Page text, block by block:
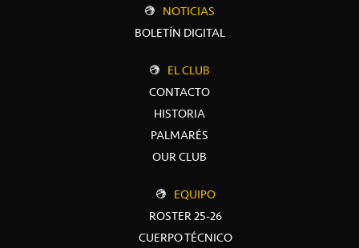
NOTICIAS
BOLETÍN DIGITAL
EL CLUB
CONTACTO
HISTORIA
PALMARÉS
OUR CLUB
EQUIPO
ROSTER 25-26
CUERPO TÉCNICO